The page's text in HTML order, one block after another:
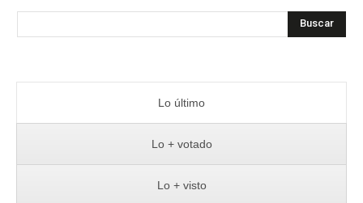
Buscar
Lo último
Lo + votado
Lo + visto